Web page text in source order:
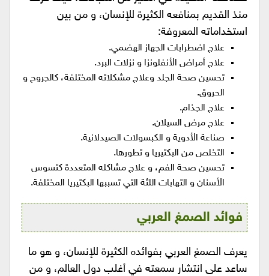
منذ القديم بمنافعه الكثيرة للإنسان، و من بين
استخداماته المعروفة:
علاج اضطرابات الجهاز الهضمي.
علاج أمراض الأنفلونزا و نزلات البرد.
تحسين صحة الجلد وعلاج مشكلاته المختلفة، كالجروح و
الحروق.
علاج الجذام.
علاج مرض السيلان.
صناعة الأدوية و الكبسولات الصيدلانية.
التخلص من البكتيريا و تطورها.
تحسين صحة الفم، و علاج مشاكله المتعددة كتسوس
الأسنان و التهابات اللثة التي تسببها البكتيريا المختلفة.
فوائد الصمغ العربي
يعرف الصمغ العربي بفوائده الكثيرة للإنسان، و هو ما
ساعد على انتشار سمعته في أغلب دول العالم، و من